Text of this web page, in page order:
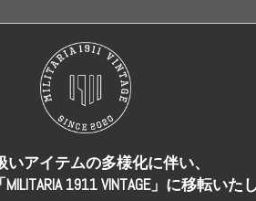
り切れ
いアイテムの多様化に伴い、
1911 VINTAGE」に移転いた